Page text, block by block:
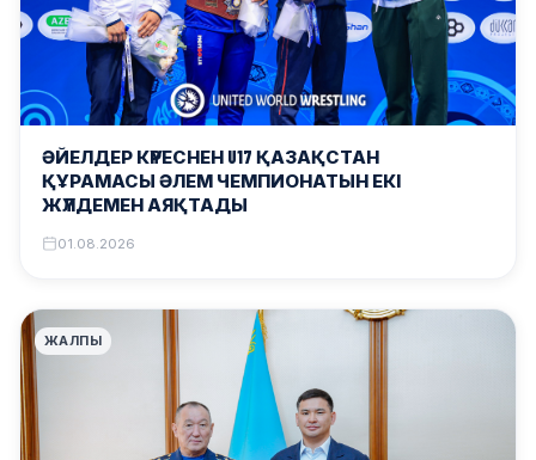
ӘЙЕЛДЕР КҮРЕСНЕН U17 ҚАЗАҚСТАН
ҚҰРАМАСЫ ӘЛЕМ ЧЕМПИОНАТЫН ЕКІ
ЖҮЛДЕМЕН АЯҚТАДЫ
01.08.2026
ЖАЛПЫ